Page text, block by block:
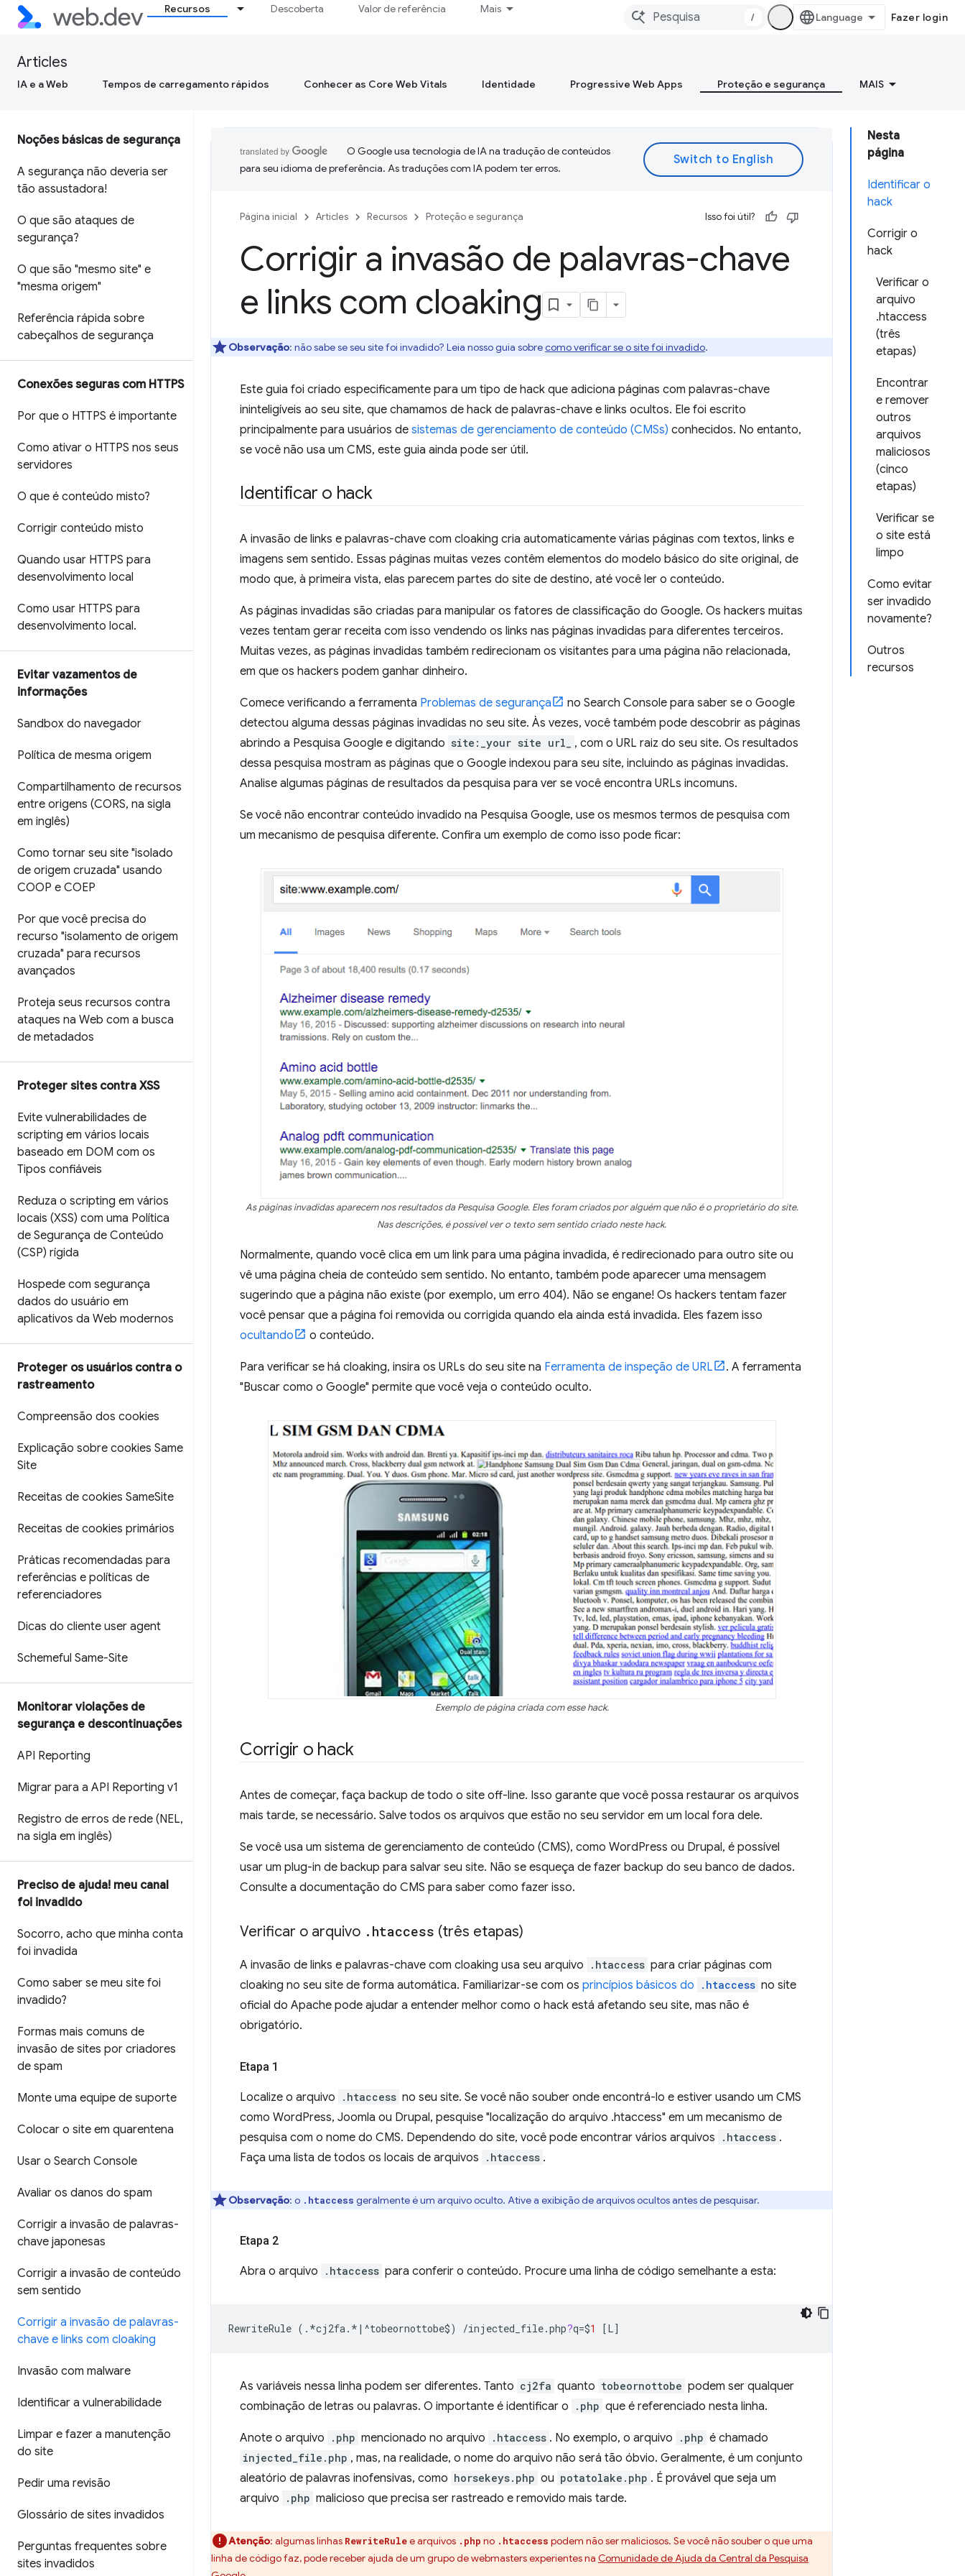
Recursos Descoberta Valor de referência Mais
/ Fazer login
Articles
IA e a Web Tempos de carregamento rápidos Conhecer as Core Web Vitals Identidade Progressive Web Apps Proteção e segurança MAIS
Noções básicas de segurança
A segurança não deveria ser
tão assustadora!
O que são ataques de
segurança?
O que são "mesmo site" e
"mesma origem"
Referência rápida sobre
cabeçalhos de segurança
Conexões seguras com HTTPS
Por que o HTTPS é importante
Como ativar o HTTPS nos seus
servidores
O que é conteúdo misto?
Corrigir conteúdo misto
Quando usar HTTPS para
desenvolvimento local
Como usar HTTPS para
desenvolvimento local.
Evitar vazamentos de
informações
Sandbox do navegador
Política de mesma origem
Compartilhamento de recursos
entre origens (CORS, na sigla
em inglês)
Como tornar seu site "isolado
de origem cruzada" usando
COOP e COEP
Por que você precisa do
recurso "isolamento de origem
cruzada" para recursos
avançados
Proteja seus recursos contra
ataques na Web com a busca
de metadados
Proteger sites contra XSS
Evite vulnerabilidades de
scripting em vários locais
baseado em DOM com os
Tipos confiáveis
Reduza o scripting em vários
locais (XSS) com uma Política
de Segurança de Conteúdo
(CSP) rígida
Hospede com segurança
dados do usuário em
aplicativos da Web modernos
Proteger os usuários contra o
rastreamento
Compreensão dos cookies
Explicação sobre cookies Same
Site
Receitas de cookies SameSite
Receitas de cookies primários
Práticas recomendadas para
referências e políticas de
referenciadores
Dicas do cliente user agent
Schemeful Same-Site
Monitorar violações de
segurança e descontinuações
API Reporting
Migrar para a API Reporting v1
Registro de erros de rede (NEL,
na sigla em inglês)
Preciso de ajuda! meu canal
foi invadido
Socorro, acho que minha conta
foi invadida
Como saber se meu site foi
invadido?
Formas mais comuns de
invasão de sites por criadores
de spam
Monte uma equipe de suporte
Colocar o site em quarentena
Usar o Search Console
Avaliar os danos do spam
Corrigir a invasão de palavras-
chave japonesas
Corrigir a invasão de conteúdo
sem sentido
Corrigir a invasão de palavras-
chave e links com cloaking
Invasão com malware
Identificar a vulnerabilidade
Limpar e fazer a manutenção
do site
Pedir uma revisão
Glossário de sites invadidos
Perguntas frequentes sobre
sites invadidos
Nesta
página
Identificar o
hack
Corrigir o
hack
Verificar o
arquivo
.htaccess
(três
etapas)
Encontrar
e remover
outros
arquivos
maliciosos
(cinco
etapas)
Verificar se
o site está
limpo
Como evitar
ser invadido
novamente?
Outros
recursos
O Google usa tecnologia de IA na tradução de conteúdos
para seu idioma de preferência. As traduções com IA podem ter erros.
Página inicial Articles Recursos Proteção e segurança Isso foi útil?
Corrigir a invasão de palavras-chave
e links com cloaking
Observação: não sabe se seu site foi invadido? Leia nosso guia sobrecomo verificar se o site foi invadido.
Este guia foi criado especificamente para um tipo de hack que adiciona páginas com palavras-chave
ininteligíveis ao seu site, que chamamos de hack de palavras-chave e links ocultos. Ele foi escrito
principalmente para usuários de sistemas de gerenciamento de conteúdo (CMSs) conhecidos. No entanto,
se você não usa um CMS, este guia ainda pode ser útil.
Identificar o hack
A invasão de links e palavras-chave com cloaking cria automaticamente várias páginas com textos, links e
imagens sem sentido. Essas páginas muitas vezes contêm elementos do modelo básico do site original, de
modo que, à primeira vista, elas parecem partes do site de destino, até você ler o conteúdo.
As páginas invadidas são criadas para manipular os fatores de classificação do Google. Os hackers muitas
vezes tentam gerar receita com isso vendendo os links nas páginas invadidas para diferentes terceiros.
Muitas vezes, as páginas invadidas também redirecionam os visitantes para uma página não relacionada,
em que os hackers podem ganhar dinheiro.
Comece verificando a ferramenta Problemas de segurança
no Search Console para saber se o Google
detectou alguma dessas páginas invadidas no seu site. Às vezes, você também pode descobrir as páginas
abrindo a Pesquisa Google e digitando site:_your site url_
, com o URL raiz do seu site. Os resultados
dessa pesquisa mostram as páginas que o Google indexou para seu site, incluindo as páginas invadidas.
Analise algumas páginas de resultados da pesquisa para ver se você encontra URLs incomuns.
Se você não encontrar conteúdo invadido na Pesquisa Google, use os mesmos termos de pesquisa com
um mecanismo de pesquisa diferente. Confira um exemplo de como isso pode ficar:
As páginas invadidas aparecem nos resultados da Pesquisa Google. Eles foram criados por alguém que não é o proprietário do site.
Nas descrições, é possível ver o texto sem sentido criado neste hack.
Normalmente, quando você clica em um link para uma página invadida, é redirecionado para outro site ou
vê uma página cheia de conteúdo sem sentido. No entanto, também pode aparecer uma mensagem
sugerindo que a página não existe (por exemplo, um erro 404). Não se engane! Os hackers tentam fazer
você pensar que a página foi removida ou corrigida quando ela ainda está invadida. Eles fazem isso
ocultando
o conteúdo.
Para verificar se há cloaking, insira os URLs do seu site na Ferramenta de inspeção de URL
. A ferramenta
"Buscar como o Google" permite que você veja o conteúdo oculto.
Exemplo de página criada com esse hack.
Corrigir o hack
Antes de começar, faça backup de todo o site off-line. Isso garante que você possa restaurar os arquivos
mais tarde, se necessário. Salve todos os arquivos que estão no seu servidor em um local fora dele.
Se você usa um sistema de gerenciamento de conteúdo (CMS), como WordPress ou Drupal, é possível
usar um plug-in de backup para salvar seu site. Não se esqueça de fazer backup do seu banco de dados.
Consulte a documentação do CMS para saber como fazer isso.
Verificar o arquivo . htaccess (três etapas)
A invasão de links e palavras-chave com cloaking usa seu arquivo .htaccess para criar páginas com
cloaking no seu site de forma automática. Familiarizar-se com os princípios básicos do .htaccess no site
oficial do Apache pode ajudar a entender melhor como o hack está afetando seu site, mas não é
obrigatório.
Etapa 1
Localize o arquivo .htaccess no seu site. Se você não souber onde encontrá-lo e estiver usando um CMS
como WordPress, Joomla ou Drupal, pesquise "localização do arquivo .htaccess" em um mecanismo de
pesquisa com o nome do CMS. Dependendo do site, você pode encontrar vários arquivos
.htaccess .
Faça uma lista de todos os locais de arquivos
.htaccess .
Observação: o .htaccess geralmente é um arquivo oculto. Ative a exibição de arquivos ocultos antes de pesquisar.
Etapa 2
Abra o arquivo .htaccess para conferir o conteúdo. Procure uma linha de código semelhante a esta:
RewriteRule (. *cj2fa . *|^tobeornottobe$) /injected_file.php?q=$1 [L]
As variáveis nessa linha podem ser diferentes. Tanto cj2fa quanto tobeornottobe podem ser qualquer
combinação de letras ou palavras. O importante é identificar o
.php que é referenciado nesta linha.
Anote o arquivo .php mencionado no arquivo .htaccess . No exemplo, o arquivo .php é chamado
injected_file.php , mas, na realidade, o nome do arquivo não será tão óbvio. Geralmente, é um conjunto
aleatório de palavras inofensivas, como horsekeys.php ou potatolake.php . É provável que seja um
arquivo
.php malicioso que precisa ser rastreado e removido mais tarde.
Atenção: algumas linhas RewriteRulee arquivos .php no .htaccess podem não ser maliciosos. Se você não souber o que uma
linha de código faz, pode receber ajuda de um grupo de webmasters experientes na Comunidade de Ajuda da Central da Pesquisa